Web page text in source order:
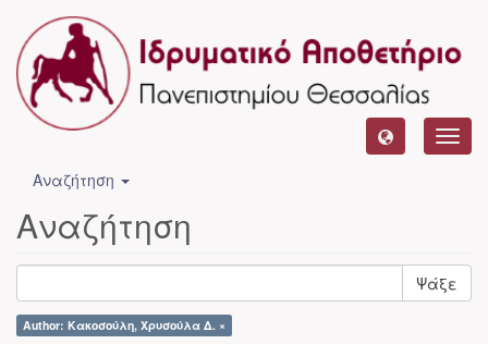
Αναζήτηση
Αναζήτηση
Ψάξε
Author: Κακοσούλη, Χρυσούλα Δ. ×